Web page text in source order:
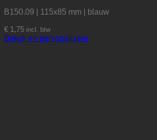
B150.09 | 115x85 mm | blauw
€ 1,75 incl. btw
Bekijk en personaliseer